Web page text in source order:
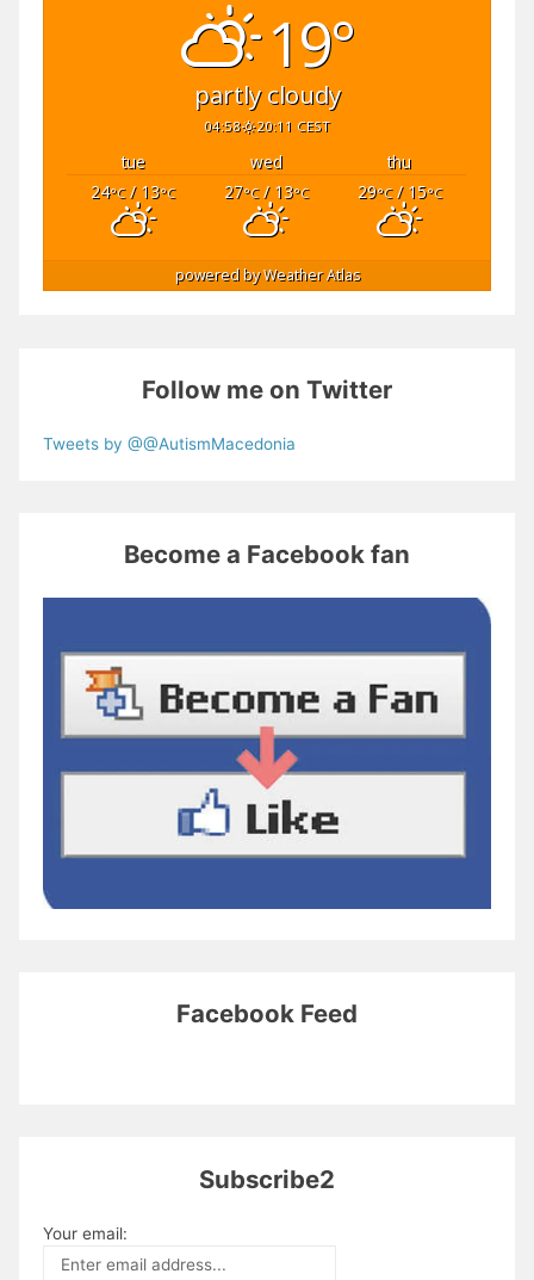
19°
partly cloudy
04:58 20:11 CEST
tue wed
thu
24°C/ 13°C 27°C/ 13°C 29°C/ 15°C
powered byWeather Atlas
Follow me on Twitter
Tweets by @@AutismMacedonia
Become a Facebook fan
Facebook Feed
Subscribe2
Your email: